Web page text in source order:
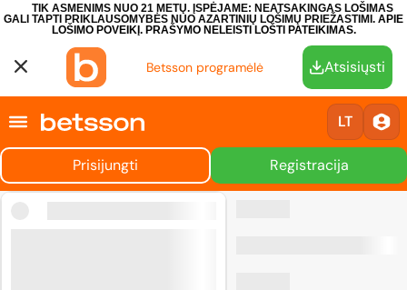
TIK ASMENIMS NUO 21 METŲ. ĮSPĖJAME: NEATSAKINGAS LOŠIMAS
GALI TAPTI PRIKLAUSOMYBĖS NUO AZARTINIŲ LOŠIMŲ PRIEŽASTIMI. APIE
LOŠIMO POVEIKĮ. PRAŠYMO NELEISTI LOŠTI PATEIKIMAS.
Betsson programėlė Atsisiųsti
LT
Prisijungti Registracija